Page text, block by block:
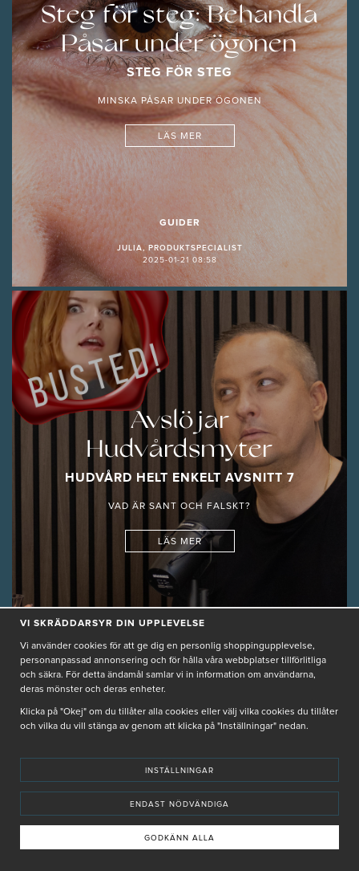
Steg för steg: Behandla
Påsar under ögonen
STEG FÖR STEG
MINSKA PÅSAR UNDER ÖGONEN
LÄS MER
GUIDER
JULIA, PRODUKTSPECIALIST
2025-01-21 08:58
Avslöjar
Hudvårdsmyter
HUDVÅRD HELT ENKELT AVSNITT 7
VAD ÄR SANT OCH FALSKT?
LÄS MER
GUIDER
HUDVÅRD HELT ENKELT
2024-10-25 08:31
Hudvård som rullar
VI SKRÄDDARSYR DIN UPPLEVELSE
Vi använder cookies för att ge dig en personlig shoppingupplevelse,
personanpassad annonsering och för hålla våra webbplatser tillförlitliga
och säkra. För detta ändamål samlar vi in information om användarna,
deras mönster och deras enheter.
Klicka på "Okej" om du tillåter alla cookies eller välj vilka cookies du tillåter
och vilka du vill stänga av genom att klicka på "Inställningar" nedan.
INSTÄLLNINGAR
ENDAST NÖDVÄNDIGA
GODKÄNN ALLA